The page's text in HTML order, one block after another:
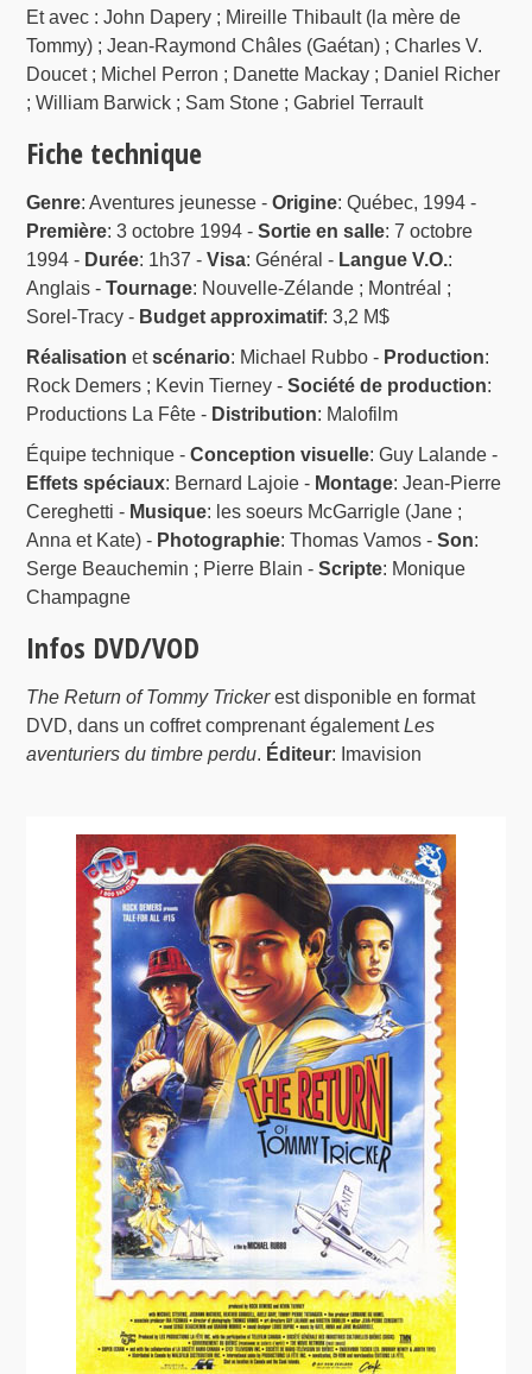
Et avec : John Dapery ; Mireille Thibault (la mère de
Tommy) ; Jean-Raymond Châles (Gaétan) ; Charles V.
Doucet ; Michel Perron ; Danette Mackay ; Daniel Richer
; William Barwick ; Sam Stone ; Gabriel Terrault
Fiche technique
Genre: Aventures jeunesse -Origine: Québec, 1994 -
Première: 3 octobre 1994 -Sortie en salle: 7 octobre
1994 - Durée: 1h37 -Visa: Général - Langue V.O.:
Anglais -Tournage: Nouvelle-Zélande ; Montréal ;
Sorel-Tracy - Budget approximatif: 3,2 M$
Réalisation etscénario: Michael Rubbo - Production:
Rock Demers ; Kevin Tierney -Société de production:
Productions La Fête - Distribution: Malofilm
Équipe technique -Conception visuelle: Guy Lalande -
Effets spéciaux: Bernard Lajoie - Montage: Jean-Pierre
Cereghetti - Musique: les soeurs McGarrigle (Jane ;
Anna et Kate) - Photographie: Thomas Vamos -Son:
Serge Beauchemin ; Pierre Blain -Scripte: Monique
Champagne
Infos DVD/VOD
The Return of Tommy Trickerest disponible en format
DVD, dans un coffret comprenant égalementLes
aventuriers du timbre perdu. Éditeur: Imavision